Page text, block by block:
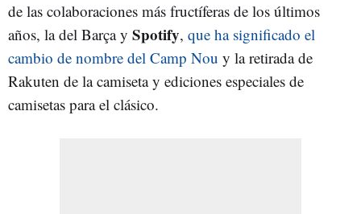
de las colaboraciones más fructíferas de los últimos
años, la del Barça y Spotify, que ha significado el
cambio de nombre del Camp Nou y la retirada de
Rakuten de la camiseta y ediciones especiales de
camisetas para el clásico.